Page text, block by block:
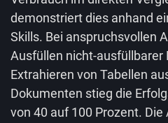
demonstriert dies anhand
Skills. Bei anspruchsvollen
Ausfüllen nicht-ausfüllbarer
Extrahieren von Tabellen
Dokumenten stieg die
von 40 auf 100 Prozent.